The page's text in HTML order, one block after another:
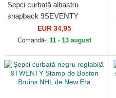
Șepci curbată albastru
snapback 9SEVENTY
Stretch Snap Stated de
Toronto Maple Leafs NHL de
EUR 34,95
Comandă-l 11 - 13 august